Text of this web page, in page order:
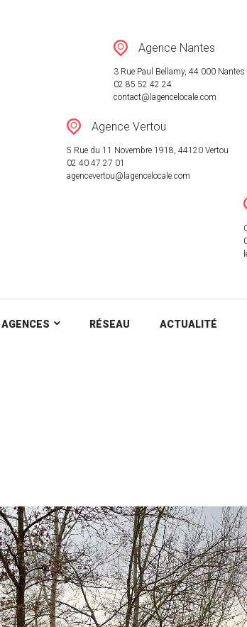
Agence Nantes
3 Rue Paul Bellamy, 44 000 Nantes
02 85 52 42 24
contact@lagencelocale.com
Agence Vertou
5 Rue du 11 Novembre 1918, 44120 Vertou
02 40 47 27 01
agencevertou@lagencelocale.com
AGENCES RÉSEAU ACTUALITÉ